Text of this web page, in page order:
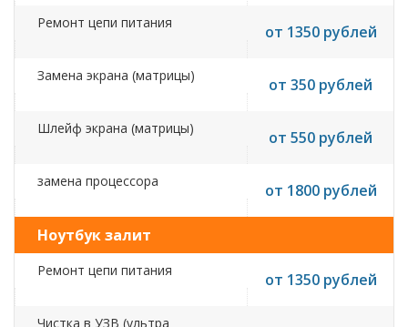
Ремонт цепи питания от 1350 рублей
Замена экрана (матрицы) от 350 рублей
Шлейф экрана (матрицы) от 550 рублей
замена процессора от 1800 рублей
Ноутбук залит
Ремонт цепи питания от 1350 рублей
Чистка в УЗВ (ультра